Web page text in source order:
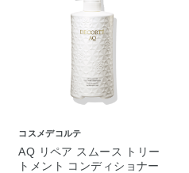
コスメデコルテ
AQ リペア スムース トリー
トメント コンディショナー